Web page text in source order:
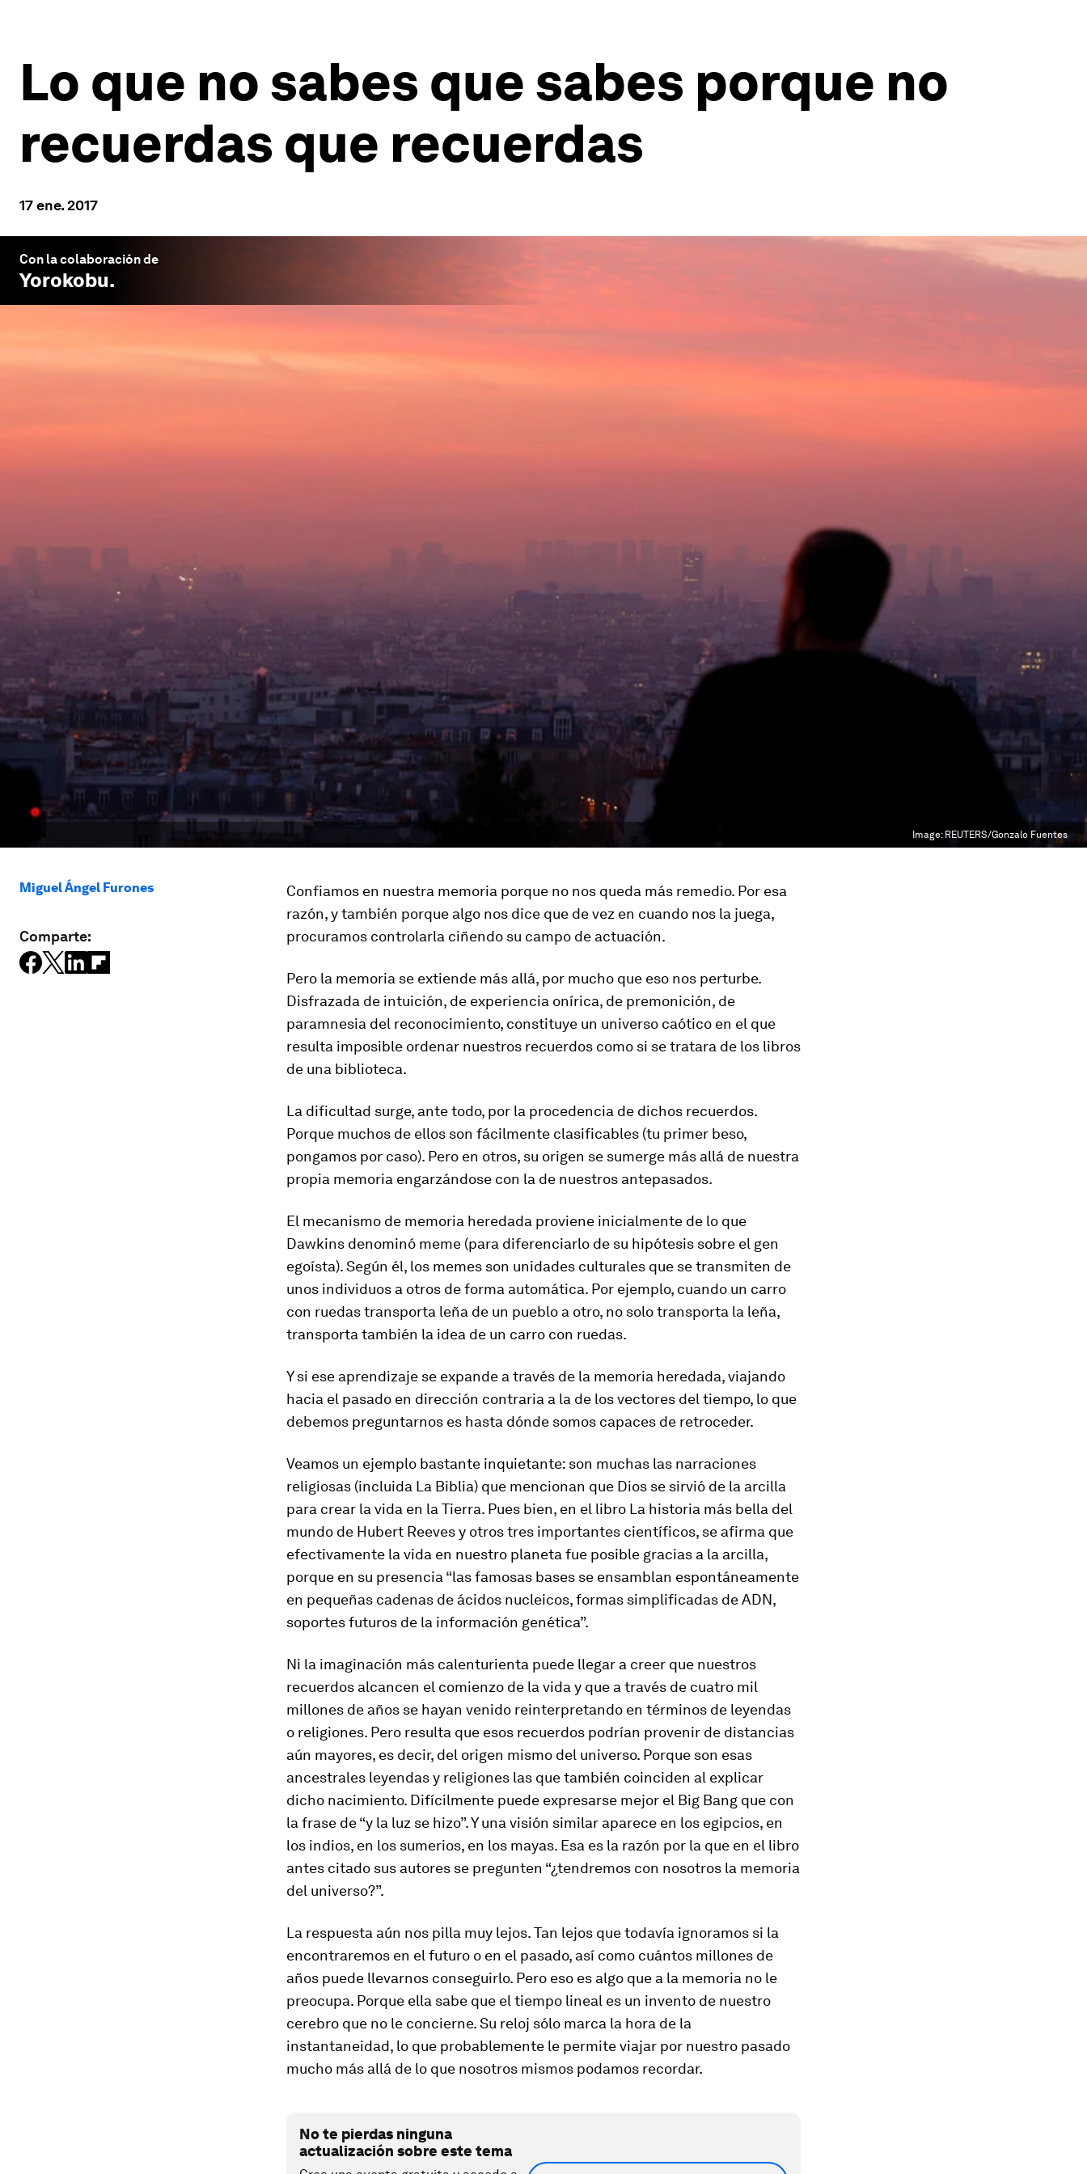
Lo que no sabes que sabes porque no
recuerdas que recuerdas
17 ene. 2017
Con la colaboración de
Yorokobu.
Image: REUTERS/Gonzalo Fuentes
Miguel Ángel Furones
Comparte:
Confiamos en nuestra memoria porque no nos queda más remedio. Por esa
razón, y también porque algo nos dice que de vez en cuando nos la juega,
procuramos controlarla ciñendo su campo de actuación.
Pero la memoria se extiende más allá, por mucho que eso nos perturbe.
Disfrazada de intuición, de experiencia onírica, de premonición, de
paramnesia del reconocimiento, constituye un universo caótico en el que
resulta imposible ordenar nuestros recuerdos como si se tratara de los libros
de una biblioteca.
La dificultad surge, ante todo, por la procedencia de dichos recuerdos.
Porque muchos de ellos son fácilmente clasificables (tu primer beso,
pongamos por caso). Pero en otros, su origen se sumerge más allá de nuestra
propia memoria engarzándose con la de nuestros antepasados.
El mecanismo de memoria heredada proviene inicialmente de lo que
Dawkins denominó meme (para diferenciarlo de su hipótesis sobre el gen
egoísta). Según él, los memes son unidades culturales que se transmiten de
unos individuos a otros de forma automática. Por ejemplo, cuando un carro
con ruedas transporta leña de un pueblo a otro, no solo transporta la leña,
transporta también la idea de un carro con ruedas.
Y si ese aprendizaje se expande a través de la memoria heredada, viajando
hacia el pasado en dirección contraria a la de los vectores del tiempo, lo que
debemos preguntarnos es hasta dónde somos capaces de retroceder.
Veamos un ejemplo bastante inquietante: son muchas las narraciones
religiosas (incluida La Biblia) que mencionan que Dios se sirvió de la arcilla
para crear la vida en la Tierra. Pues bien, en el libro La historia más bella del
mundo de Hubert Reeves y otros tres importantes científicos, se afirma que
efectivamente la vida en nuestro planeta fue posible gracias a la arcilla,
porque en su presencia “las famosas bases se ensamblan espontáneamente
en pequeñas cadenas de ácidos nucleicos, formas simplificadas de ADN,
soportes futuros de la información genética”.
Ni la imaginación más calenturienta puede llegar a creer que nuestros
recuerdos alcancen el comienzo de la vida y que a través de cuatro mil
millones de años se hayan venido reinterpretando en términos de leyendas
o religiones. Pero resulta que esos recuerdos podrían provenir de distancias
aún mayores, es decir, del origen mismo del universo. Porque son esas
ancestrales leyendas y religiones las que también coinciden al explicar
dicho nacimiento. Difícilmente puede expresarse mejor el Big Bang que con
la frase de “y la luz se hizo”. Y una visión similar aparece en los egipcios, en
los indios, en los sumerios, en los mayas. Esa es la razón por la que en el libro
antes citado sus autores se pregunten “¿tendremos con nosotros la memoria
del universo?”.
La respuesta aún nos pilla muy lejos. Tan lejos que todavía ignoramos si la
encontraremos en el futuro o en el pasado, así como cuántos millones de
años puede llevarnos conseguirlo. Pero eso es algo que a la memoria no le
preocupa. Porque ella sabe que el tiempo lineal es un invento de nuestro
cerebro que no le concierne. Su reloj sólo marca la hora de la
instantaneidad, lo que probablemente le permite viajar por nuestro pasado
mucho más allá de lo que nosotros mismos podamos recordar.
No te pierdas ninguna
actualización sobre este tema